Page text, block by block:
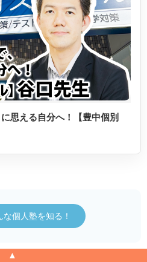
思える自分へ！【豊中個別
個人塾を知る！
▲